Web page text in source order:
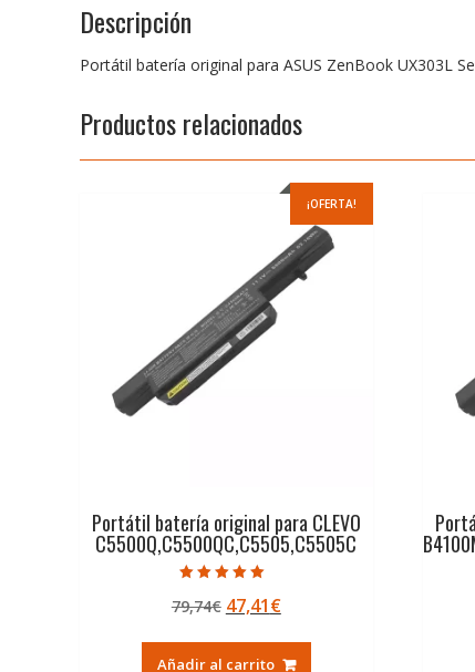
Descripción
Portátil batería original para ASUS ZenBook UX303L
Productos relacionados
¡OFERTA!
Portátil batería original para CLEVO
C5500Q,C5500QC,C5505,C5505C
5.00
de 5
79,74€ El
original
47,41€El
actual
Añadir al carrito